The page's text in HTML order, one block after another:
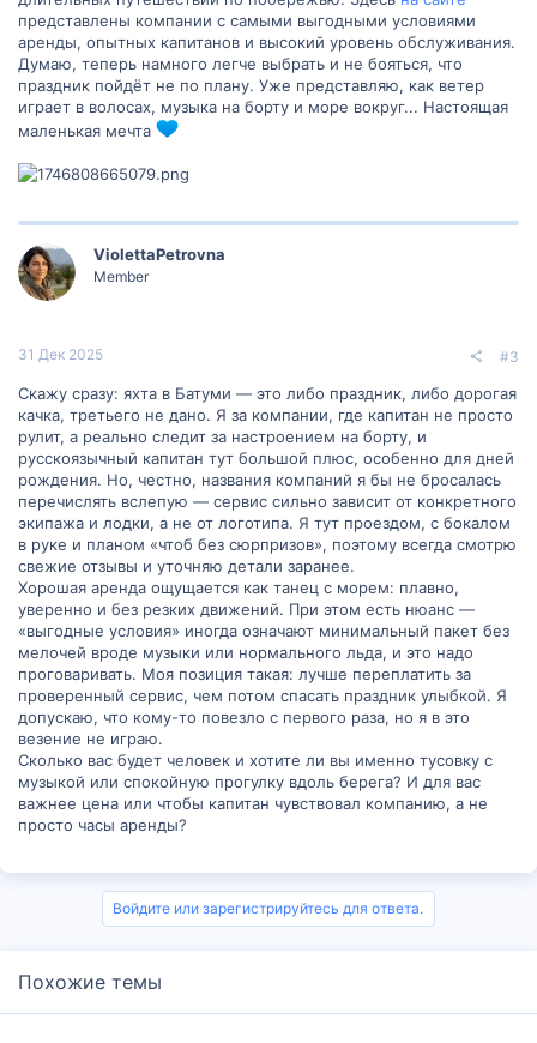
представлены компании с самыми выгодными условиями
аренды, опытных капитанов и высокий уровень обслуживания.
Думаю, теперь намного легче выбрать и не бояться, что
праздник пойдёт не по плану. Уже представляю, как ветер
играет в волосах, музыка на борту и море вокруг... Настоящая
маленькая мечта
ViolettaPetrovna
Member
31 Дек 2025 #3
Скажу сразу: яхта в Батуми — это либо праздник, либо дорогая
качка, третьего не дано. Я за компании, где капитан не просто
рулит, а реально следит за настроением на борту, и
русскоязычный капитан тут большой плюс, особенно для дней
рождения. Но, честно, названия компаний я бы не бросалась
перечислять вслепую — сервис сильно зависит от конкретного
экипажа и лодки, а не от логотипа. Я тут проездом, с бокалом
в руке и планом «чтоб без сюрпризов», поэтому всегда смотрю
свежие отзывы и уточняю детали заранее.
Хорошая аренда ощущается как танец с морем: плавно,
уверенно и без резких движений. При этом есть нюанс —
«выгодные условия» иногда означают минимальный пакет без
мелочей вроде музыки или нормального льда, и это надо
проговаривать. Моя позиция такая: лучше переплатить за
проверенный сервис, чем потом спасать праздник улыбкой. Я
допускаю, что кому-то повезло с первого раза, но я в это
везение не играю.
Сколько вас будет человек и хотите ли вы именно тусовку с
музыкой или спокойную прогулку вдоль берега? И для вас
важнее цена или чтобы капитан чувствовал компанию, а не
просто часы аренды?
Войдите или зарегистрируйтесь для ответа.
Похожие темы